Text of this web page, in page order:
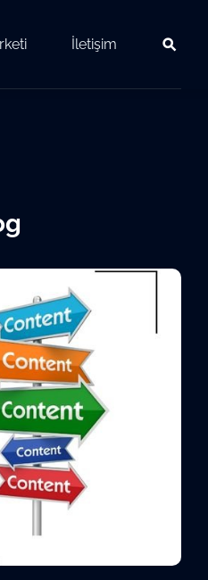
İletişim